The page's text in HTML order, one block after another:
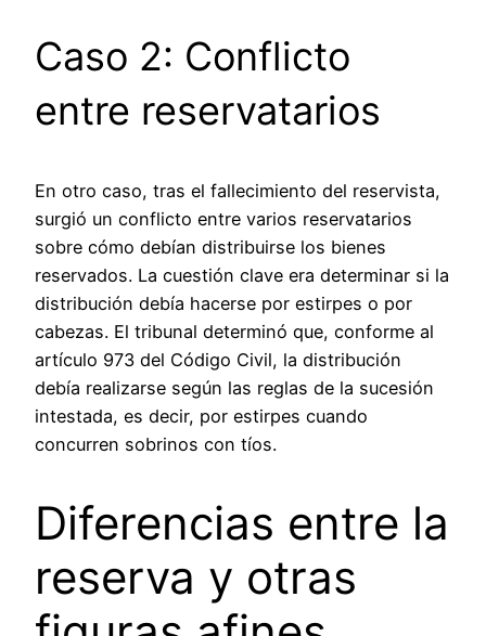
Caso 2: Conflicto
entre reservatarios
En otro caso, tras el fallecimiento del reservista,
surgió un conflicto entre varios reservatarios
sobre cómo debían distribuirse los bienes
reservados. La cuestión clave era determinar si la
distribución debía hacerse por estirpes o por
cabezas. El tribunal determinó que, conforme al
artículo 973 del Código Civil, la distribución
debía realizarse según las reglas de la sucesión
intestada, es decir, por estirpes cuando
concurren sobrinos con tíos.
Diferencias entre la
reserva y otras